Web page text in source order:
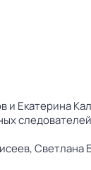
Екатерина
Светлана